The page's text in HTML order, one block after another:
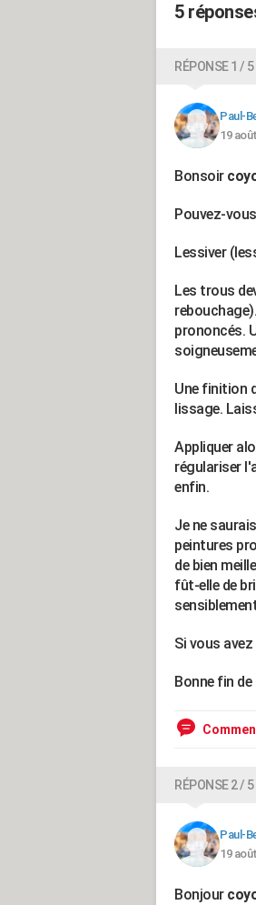
5
RÉPONSE 1 / 5
Paul-
19
Bonsoir
Pouvez-
Lessiver
Les trous
prononcés.
Une finition
lissage.
Appliquer
régulariser
enfin.
Je ne
peintures
de bien
fût-elle de
Si vous
Bonne fin
RÉPONSE 2 / 5
Paul-
19
Bonjour